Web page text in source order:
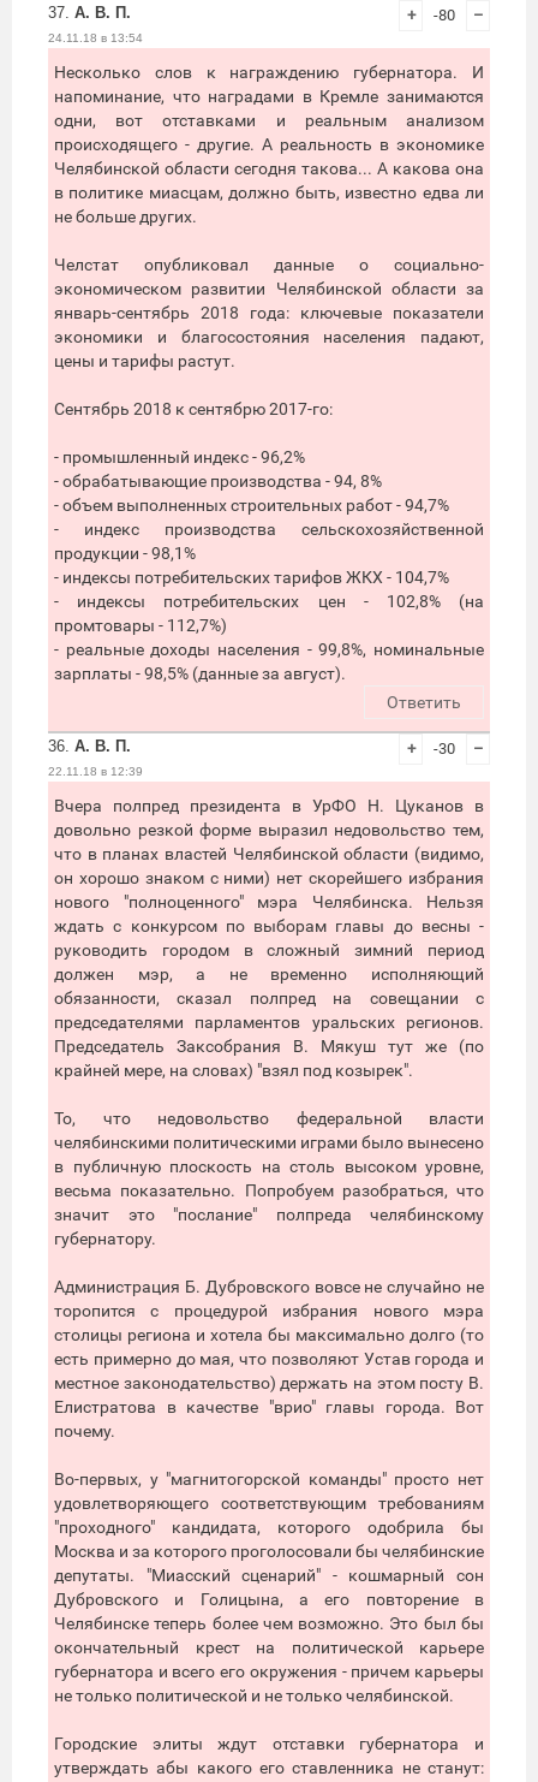
37. А. В. П.
24.11.18 в 13:54
+ -80 –
Несколько слов к награждению губернатора. И
напоминание, что наградами в Кремле занимаются
одни, вот отставками и реальным анализом
происходящего - другие. А реальность в экономике
Челябинской области сегодня такова... А какова она
в политике миасцам, должно быть, известно едва ли
не больше других.
Челстат опубликовал данные о социально-
экономическом развитии Челябинской области за
январь-сентябрь 2018 года: ключевые показатели
экономики и благосостояния населения падают,
цены и тарифы растут.
Сентябрь 2018 к сентябрю 2017-го:
- промышленный индекс - 96,2%
- обрабатывающие производства - 94, 8%
- объем выполненных строительных работ - 94,7%
- индекс производства сельскохозяйственной
продукции - 98,1%
- индексы потребительских тарифов ЖКХ - 104,7%
- индексы потребительских цен - 102,8% (на
промтовары - 112,7%)
- реальные доходы населения - 99,8%, номинальные
зарплаты - 98,5% (данные за август).
Ответить
36. А. В. П.
22.11.18 в 12:39
+ -30 –
Вчера полпред президента в УрФО Н. Цуканов в
довольно резкой форме выразил недовольство тем,
что в планах властей Челябинской области (видимо,
он хорошо знаком с ними) нет скорейшего избрания
нового "полноценного" мэра Челябинска. Нельзя
ждать с конкурсом по выборам главы до весны -
руководить городом в сложный зимний период
должен мэр, а не временно исполняющий
обязанности, сказал полпред на совещании с
председателями парламентов уральских регионов.
Председатель Заксобрания В. Мякуш тут же (по
крайней мере, на словах) "взял под козырек".
То, что недовольство федеральной власти
челябинскими политическими играми было вынесено
в публичную плоскость на столь высоком уровне,
весьма показательно. Попробуем разобраться, что
значит это "послание" полпреда челябинскому
губернатору.
Администрация Б. Дубровского вовсе не случайно не
торопится с процедурой избрания нового мэра
столицы региона и хотела бы максимально долго (то
есть примерно до мая, что позволяют Устав города и
местное законодательство) держать на этом посту В.
Елистратова в качестве "врио" главы города. Вот
почему.
Во-первых, у "магнитогорской команды" просто нет
удовлетворяющего соответствующим требованиям
"проходного" кандидата, которого одобрила бы
Москва и за которого проголосовали бы челябинские
депутаты. "Миасский сценарий" - кошмарный сон
Дубровского и Голицына, а его повторение в
Челябинске теперь более чем возможно. Это был бы
окончательный крест на политической карьере
губернатора и всего его окружения - причем карьеры
не только политической и не только челябинской.
Городские элиты ждут отставки губернатора и
утверждать абы какого его ставленника не станут: